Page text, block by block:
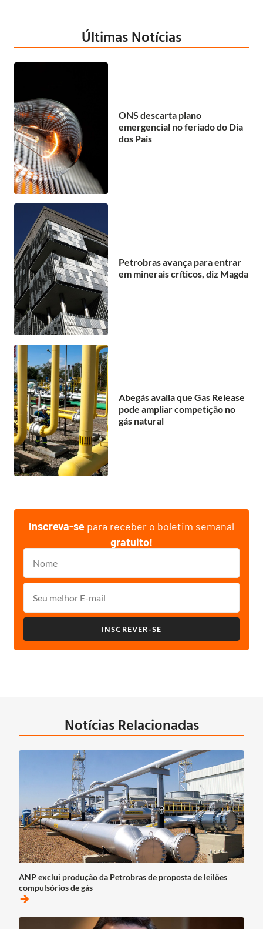
Últimas Notícias
ONS descarta plano
emergencial no feriado do Dia
dos Pais
Petrobras avança para entrar
em minerais críticos, diz Magda
Abegás avalia que Gas Release
pode ampliar competição no
gás natural
Inscreva-se para receber o boletim semanal
gratuito!
INSCREVER-SE
Notícias Relacionadas
ANP exclui produção da Petrobras de proposta de leilões
compulsórios de gás
arrow_forward